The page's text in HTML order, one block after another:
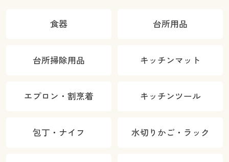
食器 台所用品
台所掃除用品 キッチンマット
エプロン・割烹着 キッチンツール
包丁・ナイフ 水切りかご・ラック